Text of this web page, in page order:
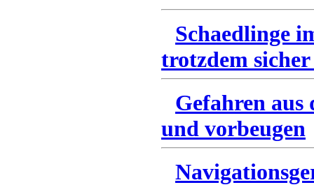
Schaedlinge
trotzdem
Gefahren
und vorbeugen